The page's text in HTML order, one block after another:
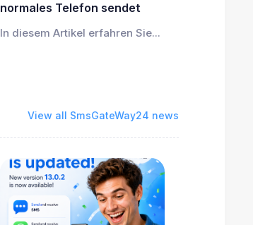
normales Telefon sendet
In diesem Artikel erfahren Sie...
View all SmsGateWay24 news